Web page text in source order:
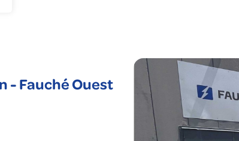
- Fauché Ouest